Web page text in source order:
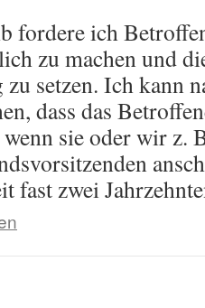
fordere ich
zu machen und
zu setzen. Ich kann
dass das
sie oder wir z.
fast zwei